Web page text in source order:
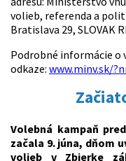
volieb, referenda a
Bratislava 29, SLOVAK
Podrobné informácie o
odkaze: www.minv.sk/
Volebná kampaň
začala 9. júna, dňom
volieb v Zbierke